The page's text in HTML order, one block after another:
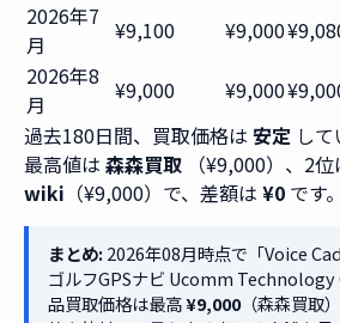
2026年7
月
¥9,100 ¥9,000
2026年8
月
¥9,000 ¥9,000
過去180日間、買取価格は 安定 して
最高値は 森森買取 （¥9,000）、2位
wiki （¥9,000）で、差額は ¥0 です。
まとめ:2026年08月時点で「Voice
ゴルフGPSナビ Ucomm Technology
品買取価格は最高¥9,000（森森買取